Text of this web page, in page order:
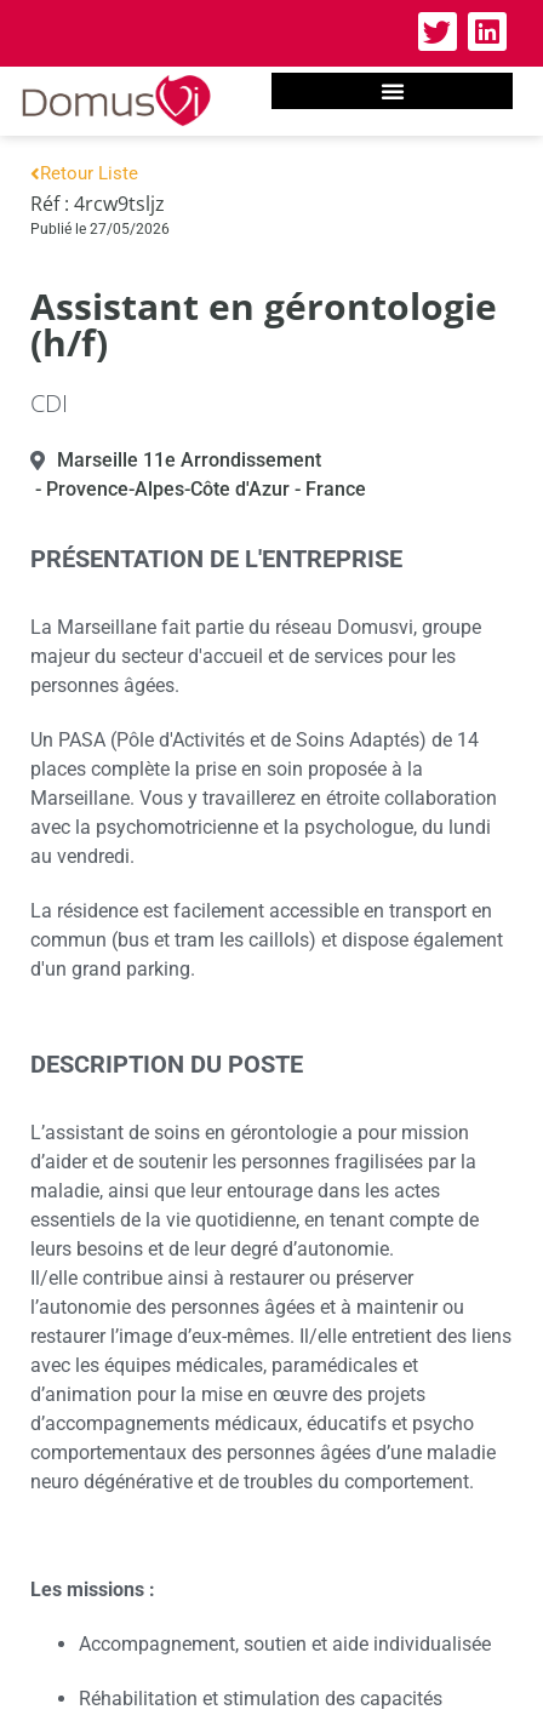
Retour Liste
Réf : 4rcw9tsljz
Publié le 27/05/2026
Assistant en gérontologie
(h/f)
CDI
Marseille 11e Arrondissement
- Provence-Alpes-Côte d'Azur - France
PRÉSENTATION DE L'ENTREPRISE
La Marseillane fait partie du réseau Domusvi, groupe
majeur du secteur d'accueil et de services pour les
personnes âgées.
Un PASA (Pôle d'Activités et de Soins Adaptés) de 14
places complète la prise en soin proposée à la
Marseillane. Vous y travaillerez en étroite collaboration
avec la psychomotricienne et la psychologue, du lundi
au vendredi.
La résidence est facilement accessible en transport en
commun (bus et tram les caillols) et dispose également
d'un grand parking.
DESCRIPTION DU POSTE
L’assistant de soins en gérontologie a pour mission
d’aider et de soutenir les personnes fragilisées par la
maladie, ainsi que leur entourage dans les actes
essentiels de la vie quotidienne, en tenant compte de
leurs besoins et de leur degré d’autonomie.
Il/elle contribue ainsi à restaurer ou préserver
l’autonomie des personnes âgées et à maintenir ou
restaurer l’image d’eux-mêmes. Il/elle entretient des liens
avec les équipes médicales, paramédicales et
d’animation pour la mise en œuvre des projets
d’accompagnements médicaux, éducatifs et psycho
comportementaux des personnes âgées d’une maladie
neuro dégénérative et de troubles du comportement.
Les missions :
Accompagnement, soutien et aide individualisée
Réhabilitation et stimulation des capacités